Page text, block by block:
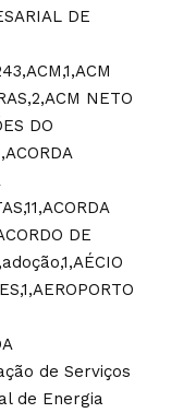
DE
NETO
DO
DE
de Serviços
de Energia